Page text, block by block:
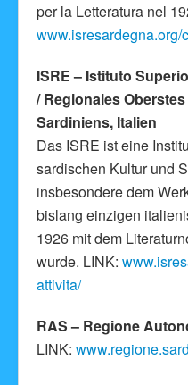
per la Letteratura nel
www.isresardegna.org/
ISRE – Istituto
/ Regionales
Sardiniens, Italien
Das ISRE ist eine
sardischen Kultur und
insbesondere dem
bislang einzigen
1926 mit dem
wurde. LINK:
attivita/
RAS – Regione
LINK: